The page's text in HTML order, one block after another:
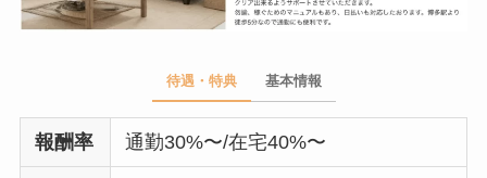
待遇・特典 基本情報
報酬率 通勤30%〜/在宅40%〜